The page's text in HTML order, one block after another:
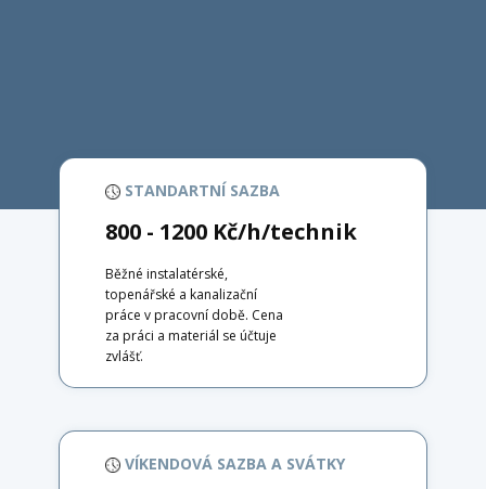
STANDARTNÍ SAZBA
800 - 1200 Kč/h/technik
Běžné instalatérské,
topenářské a kanalizační
práce v pracovní době. Cena
za práci a materiál se účtuje
zvlášť.
VÍKENDOVÁ SAZBA A SVÁTKY